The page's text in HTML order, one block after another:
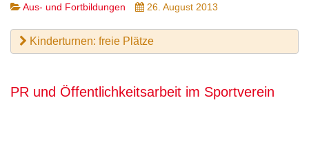
Aus- und Fortbildungen 26. August 2013
Kinderturnen: freie Plätze
PR und Öffentlichkeitsarbeit im Sportverein